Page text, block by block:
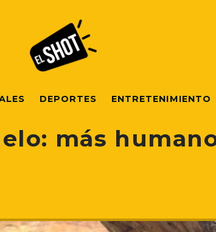
DEPORTES ENTRETENIMIENTO
más